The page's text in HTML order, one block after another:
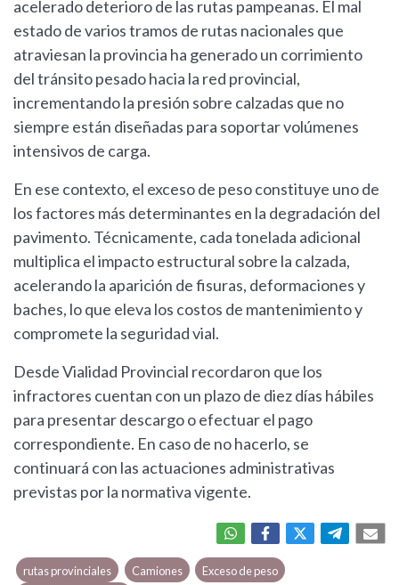
acelerado deterioro de las rutas pampeanas. El mal
estado de varios tramos de rutas nacionales que
atraviesan la provincia ha generado un corrimiento
del tránsito pesado hacia la red provincial,
incrementando la presión sobre calzadas que no
siempre están diseñadas para soportar volúmenes
intensivos de carga.
En ese contexto, el exceso de peso constituye uno de
los factores más determinantes en la degradación del
pavimento. Técnicamente, cada tonelada adicional
multiplica el impacto estructural sobre la calzada,
acelerando la aparición de fisuras, deformaciones y
baches, lo que eleva los costos de mantenimiento y
compromete la seguridad vial.
Desde Vialidad Provincial recordaron que los
infractores cuentan con un plazo de diez días hábiles
para presentar descargo o efectuar el pago
correspondiente. En caso de no hacerlo, se
continuará con las actuaciones administrativas
previstas por la normativa vigente.
rutas provinciales Camiones
Exceso de peso